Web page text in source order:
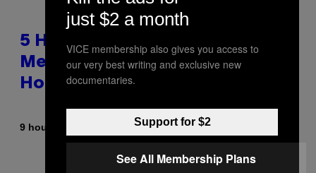
5 Hip-Hop Songs That Are Most
Memorable for Their Classic
Hooks
9 hours ago Caleb Catlin
just $2 a month
VICE membership also gives you access to
our very best writing and exclusive new
documentaries.
Support for $2
See All Membership Plans